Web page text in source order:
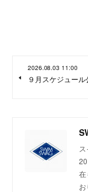
2026.08.03 11:00
９月スケジュール
在